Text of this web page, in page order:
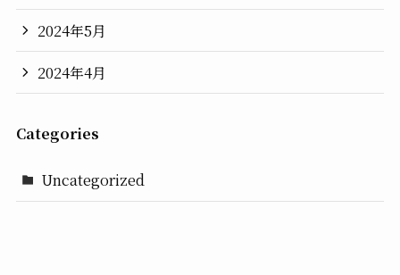
2024年5月
2024年4月
Categories
Uncategorized